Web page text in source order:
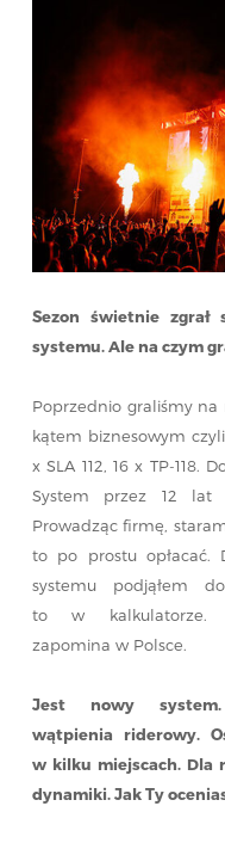
Sezon świetnie
systemu. Ale na czym
Poprzednio graliśmy
kątem biznesowym czyli
x SLA 112, 16 x TP-118.
System przez 12 lat
Prowadząc firmę,
to po prostu opłacać.
systemu podjąłem
to w
zapomina w Polsce.
Jest nowy
wątpienia riderowy.
w kilku miejscach. Dla
dynamiki. Jak Ty